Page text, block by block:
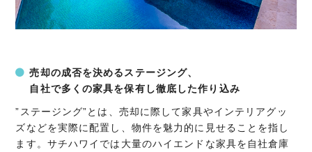
売却の成否を決めるステージング、
自社で多くの家具を保有し徹底した作り込み
”ステージング”とは、売却に際して家具やインテリアグッ
ズなどを実際に配置し、物件を魅力的に見せることを指し
ます。サチハワイでは大量のハイエンドな家具を自社倉庫